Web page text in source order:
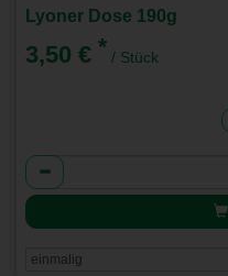
Lyoner Dose 190g
3,50 € * / Stück
Anzahl